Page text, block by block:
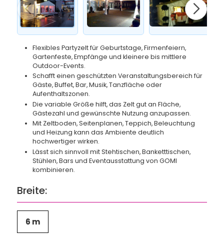
Flexibles Partyzelt für Geburtstage, Firmenfeiern,
Gartenfeste, Empfänge und kleinere bis mittlere
Outdoor-Events.
Schafft einen geschützten Veranstaltungsbereich für
Gäste, Buffet, Bar, Musik, Tanzfläche oder
Aufenthaltszonen.
Die variable Größe hilft, das Zelt gut an Fläche,
Gästezahl und gewünschte Nutzung anzupassen.
Mit Zeltboden, Seitenplanen, Teppich, Beleuchtung
und Heizung kann das Ambiente deutlich
hochwertiger wirken.
Lässt sich sinnvoll mit Stehtischen, Banketttischen,
Stühlen, Bars und Eventausstattung von GOMI
kombinieren.
Breite:
6 m